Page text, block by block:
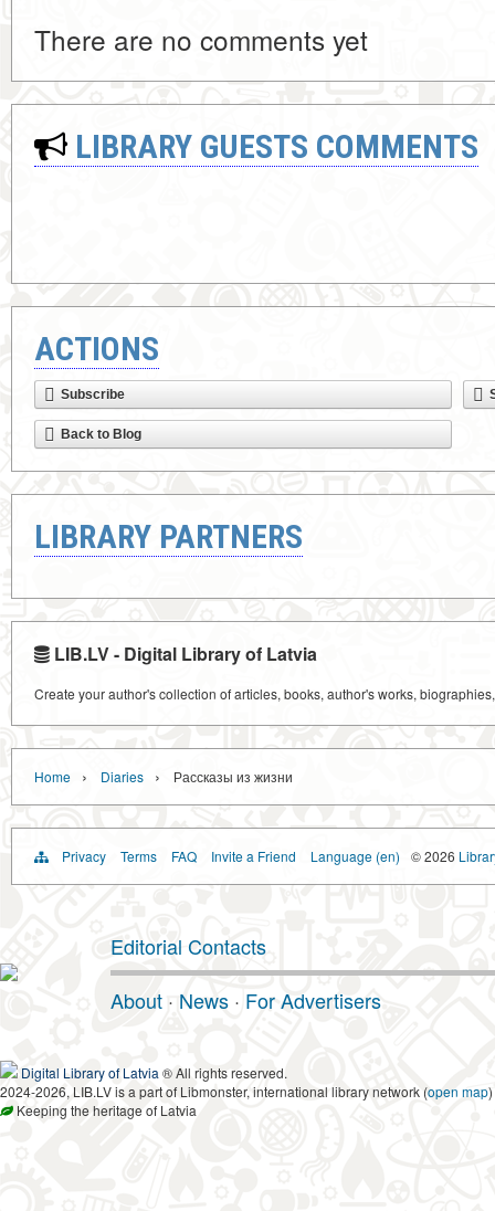
There are no comments yet
LIBRARY GUESTS COMMENTS
ACTIONS
Subscribe
Back to Blog
LIBRARY PARTNERS
LIB.LV - Digital Library of Latvia
Create your author's collection of articles, books, author's works,
Home › Diaries › Рассказы из жизни
Privacy Terms FAQ Invite a Friend Language (en) © 2026
Editorial Contacts
About · News · For Advertisers
Digital Library of Latvia ® All rights reserved.
2024-2026, LIB.LV is a part of Libmonster, international library network (open map)
Keeping the heritage of Latvia